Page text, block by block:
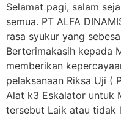
Selamat pagi, salam
semua. PT ALFA
rasa syukur yang
Berterimakasih kepada
memberikan
pelaksanaan Riksa Uji (
Alat k3 Eskalator untuk
tersebut Laik atau tidak